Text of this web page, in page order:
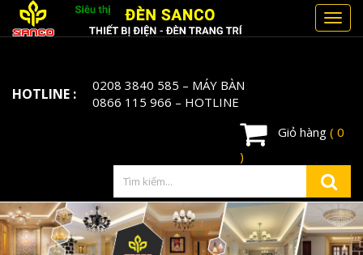
HOTLINE : 0208 3840 585 – MÁY BÀN
0866 115 966 – HOTLINE
Giỏ hàng ( 0
)